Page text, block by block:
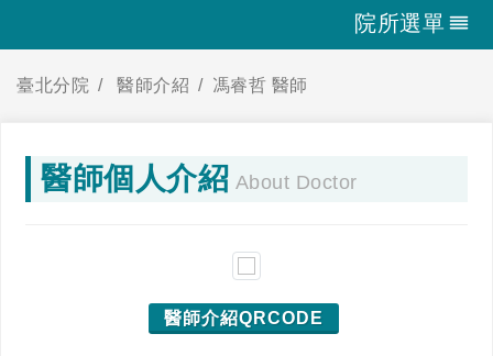
院所選單
臺北分院 醫師介紹 馮睿哲 醫師
醫師個人介紹 About Doctor
醫師介紹QRCODE